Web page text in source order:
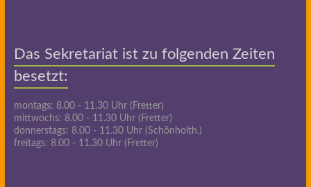
Das Sekretariat ist zu folgenden Zeiten
besetzt:
montags: 8.00 - 11.30 Uhr (Fretter)
mittwochs: 8.00 - 11.30 Uhr (Fretter)
donnerstags: 8.00 - 11.30 Uhr (Schönholth.)
freitags: 8.00 - 11.30 Uhr (Fretter)